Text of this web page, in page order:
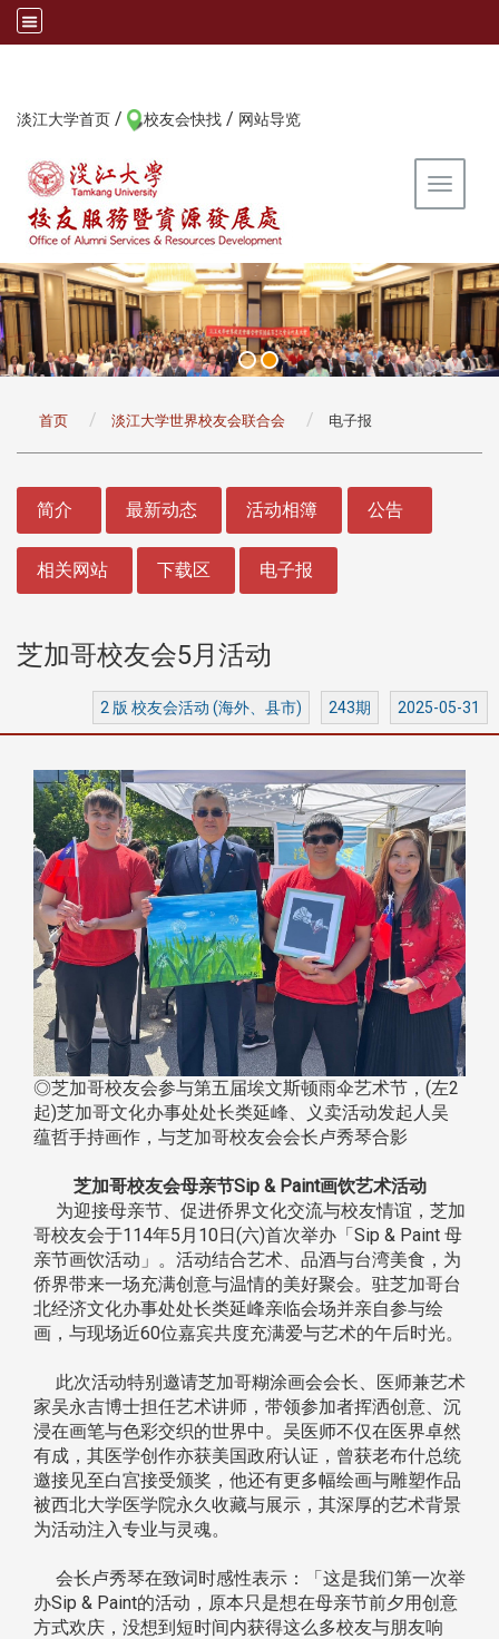
淡江大学首页 / 校友会快找 / 网站导览
Toggle
首页 淡江大学世界校友会联合会 电子报
简介 最新动态 活动相簿 公告
相关网站 下载区 电子报
芝加哥校友会5月活动
2 版 校友会活动 (海外、县市) 243期 2025-05-31
◎芝加哥校友会参与第五届埃文斯顿雨伞艺术节，(左2
起)芝加哥文化办事处处长类延峰、义卖活动发起人吴
蕴哲手持画作，与芝加哥校友会会长卢秀琴合影
芝加哥校友会母亲节Sip & Paint画饮艺术活动
为迎接母亲节、促进侨界文化交流与校友情谊，芝加
哥校友会于114年5月10日(六)首次举办「Sip & Paint 母
亲节画饮活动」。活动结合艺术、品酒与台湾美食，为
侨界带来一场充满创意与温情的美好聚会。驻芝加哥台
北经济文化办事处处长类延峰亲临会场并亲自参与绘
画，与现场近60位嘉宾共度充满爱与艺术的午后时光。
此次活动特别邀请芝加哥糊涂画会会长、医师兼艺术
家吴永吉博士担任艺术讲师，带领参加者挥洒创意、沉
浸在画笔与色彩交织的世界中。吴医师不仅在医界卓然
有成，其医学创作亦获美国政府认证，曾获老布什总统
邀接见至白宫接受颁奖，他还有更多幅绘画与雕塑作品
被西北大学医学院永久收藏与展示，其深厚的艺术背景
为活动注入专业与灵魂。
会长卢秀琴在致词时感性表示：「这是我们第一次举
办Sip & Paint的活动，原本只是想在母亲节前夕用创意
方式欢庆，没想到短时间内获得这么多校友与朋友响